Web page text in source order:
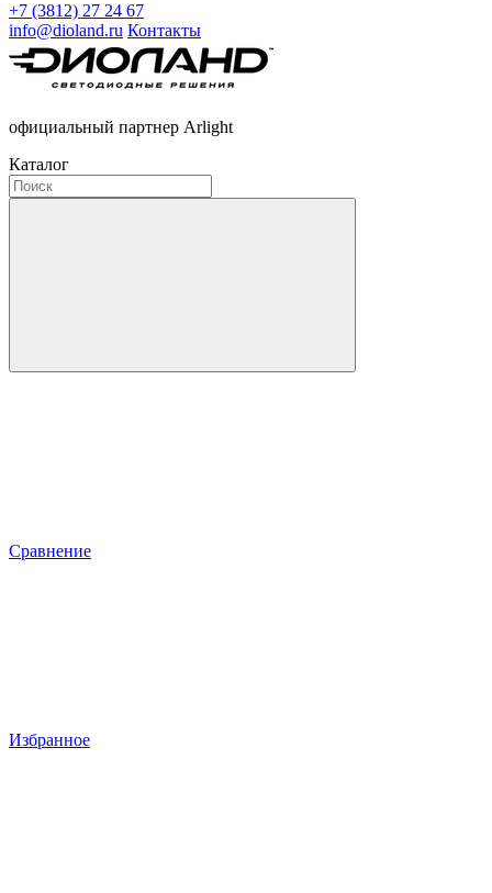
+7 (3812) 27 24 67
info@dioland.ru Контакты
официальный партнер Arlight
Каталог
Сравнение
Избранное